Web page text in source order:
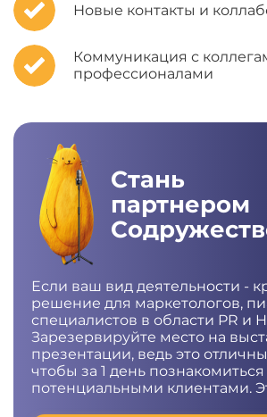
Новые контакты и
Коммуникация с
профессионалами
Стань
партнером
Если ваш вид деятельности -
решение для маркетологов,
специалистов в области PR и
Зарезервируйте место на
презентации, ведь это
чтобы за 1 день познакомиться
потенциальными клиентами.